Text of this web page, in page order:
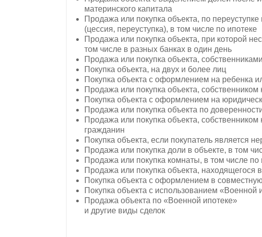
материнского капитала
Продажа или покупка объекта, по
(цессия, переуступка), в том числе по ипотеке
Продажа или покупка объекта, при которой
том числе в разных банках в один день
Продажа или покупка объекта,
Покупка объекта, на двух и более лиц
Покупка объекта с оформлением на ребенка
Продажа или покупка объекта,
Покупка объекта с оформлением на
Продажа или покупка объекта по
Продажа или покупка объекта,
гражданин
Покупка объекта, если покупатель является
Продажа или покупка доли в объекте, в том
Продажа или покупка комнаты, в том числе по
Продажа или покупка объекта, находящегося
Покупка объекта с оформлением в
Покупка объекта с использованием «Военной
Продажа объекта по «Военной ипотеке»
и другие виды сделок